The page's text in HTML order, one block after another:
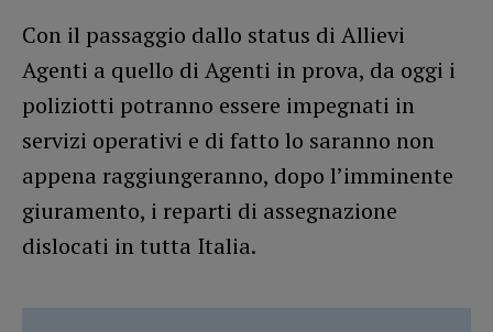
Con il passaggio dallo status di Allievi
Agenti a quello di Agenti in prova, da oggi i
poliziotti potranno essere impegnati in
servizi operativi e di fatto lo saranno non
appena raggiungeranno, dopo l’imminente
giuramento, i reparti di assegnazione
dislocati in tutta Italia.